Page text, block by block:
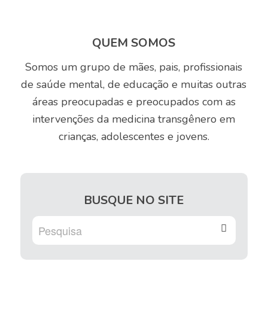
QUEM SOMOS
Somos um grupo de mães, pais, profissionais
de saúde mental, de educação e muitas outras
áreas preocupadas e preocupados com as
intervenções da medicina transgênero em
crianças, adolescentes e jovens.
BUSQUE NO SITE